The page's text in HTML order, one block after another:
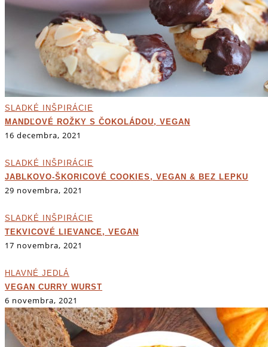
SLADKÉ INŠPIRÁCIE
MANDĽOVÉ ROŽKY S ČOKOLÁDOU, VEGAN
16 decembra, 2021
SLADKÉ INŠPIRÁCIE
JABLKOVO-ŠKORICOVÉ COOKIES, VEGAN & BEZ LEPKU
29 novembra, 2021
SLADKÉ INŠPIRÁCIE
TEKVICOVÉ LIEVANCE, VEGAN
17 novembra, 2021
HLAVNÉ JEDLÁ
VEGAN CURRY WURST
6 novembra, 2021